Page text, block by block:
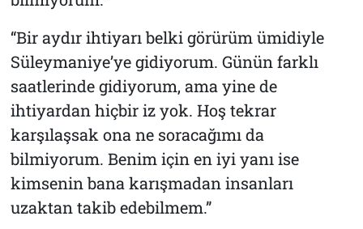
“Bir aydır ihtiyarı belki görürüm ümidiyle
Süleymaniye’ye gidiyorum. Günün farklı
saatlerinde gidiyorum, ama yine de
ihtiyardan hiçbir iz yok. Hoş tekrar
karşılaşsak ona ne soracağımı da
bilmiyorum. Benim için en iyi yanı ise
kimsenin bana karışmadan insanları
uzaktan takib edebilmem.”